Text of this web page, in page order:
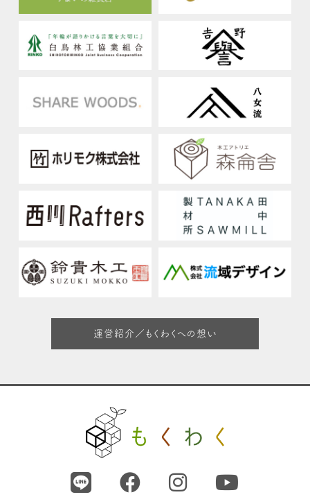
運営紹介／もくわくへの想い